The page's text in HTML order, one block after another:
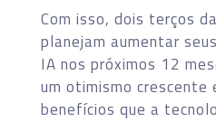
Com isso, dois terços
planejam aumentar
IA nos próximos 12
um otimismo crescente
benefícios que a